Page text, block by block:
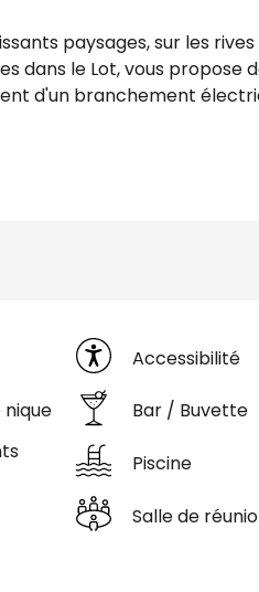
paysages, sur les rives
dans le Lot, vous propose
d'un branchement
Accessibilité
nique Bar / Buvette
Piscine
Salle de